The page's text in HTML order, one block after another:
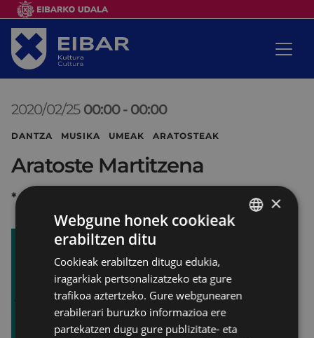
2020/02/25 00:00 - 00:00
DANTZA MUSIKA UMEAK ARATOSTEAK
Aratoste Martitzena
* ×
Webgune honek cookieak
erabiltzen ditu
Cookieak erabiltzen ditugu edukia,
iragarkiak pertsonalizatzeko eta gure
trafikoa aztertzeko. Gure webgunearen
erabilerari buruzko informazioa ere
partekatzen dugu gure publizitate- eta